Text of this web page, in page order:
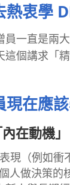
衷學
員一直是兩
這個講求「
在應
在動機
現（例如衝
人做決策的